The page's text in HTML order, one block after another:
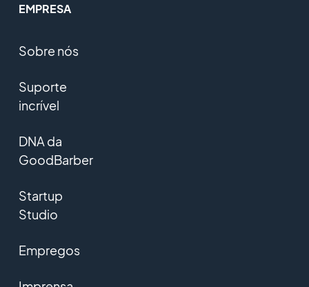
EMPRESA
Sobre nós
Suporte
incrível
DNA da
GoodBarber
Startup
Studio
Empregos